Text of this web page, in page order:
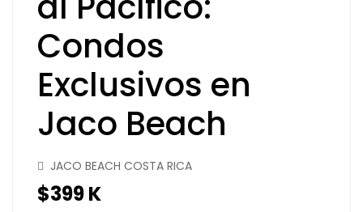
Condos
Exclusivos en
Jaco Beach
JACO BEACH COSTA RICA
$399 K